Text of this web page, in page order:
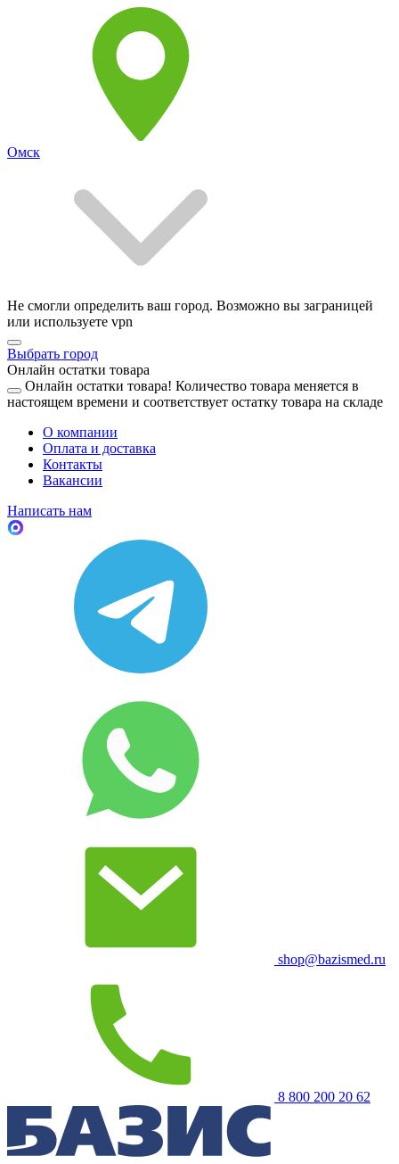
Омск
Не смогли определить ваш город. Возможно вы заграницей
или используете vpn
Выбрать город
Онлайн остатки товара
Онлайн остатки товара! Количество товара меняется в
настоящем времени и соответствует остатку товара на складе
О компании
Оплата и доставка
Контакты
Вакансии
Написать нам
shop@bazismed.ru
8 800 200 20 62